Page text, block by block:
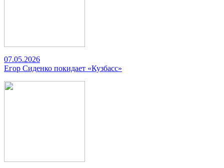
07.05.2026
Егор Сиденко покидает «Кузбасс»